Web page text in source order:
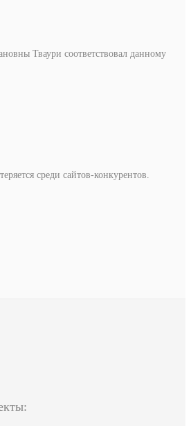
Тваури соответствовал данному
среди сайтов-конкурентов.